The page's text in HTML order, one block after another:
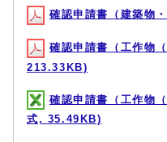
確認申請書（建築物
確認申請書（工作物
213.33KB)
確認申請書（工作物
式, 35.49KB)